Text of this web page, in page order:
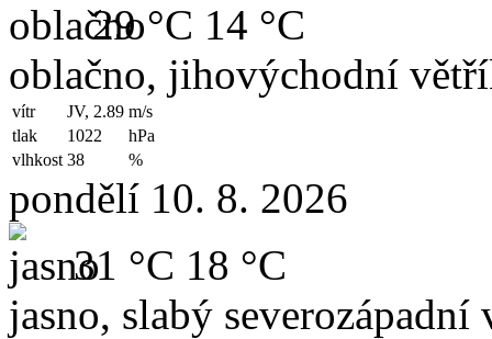
29 °C 14 °C
oblačno, jihovýchodní
vítr JV, 2.89 m/s
tlak
1022
hPa
vlhkost 38 %
pondělí 10. 8. 2026
31 °C 18 °C
jasno, slabý severozápadní